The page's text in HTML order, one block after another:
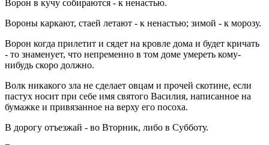
Ворон в кучу собираются - к ненастью.
Вороны каркают, стаей летают - к ненастью; зимой - к морозу.
Ворон когда прилетит и сядет на кровле дома и будет кричать
- то знаменует, что непременно в том доме умереть кому-
нибудь скоро должно.
Волк никакого зла не сделает овцам и прочей скотине, если
пастух носит при себе имя святого Василия, написанное на
бумажке и привязанное на верху его посоха.
В дорогу отъезжай - во Вторник, либо в Субботу.